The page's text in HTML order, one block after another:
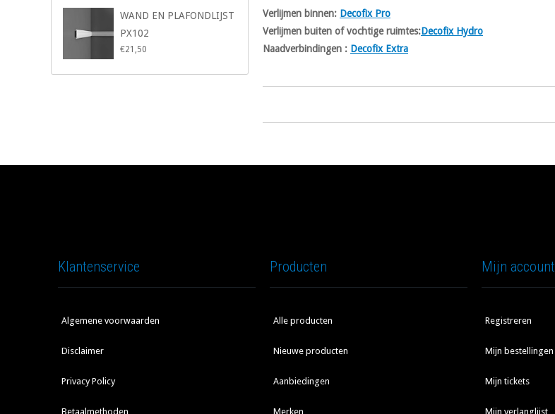
Verlijmen binnen: Decofix Pro
Verlijmen buiten of vochtige ruimtes:Decofix Hydro
Naadverbindingen : Decofix Extra
WAND EN PLAFONDLIJST
PX102
€21,50
Klantenservice
Algemene voorwaarden
Disclaimer
Privacy Policy
Betaalmethoden
Producten
Alle producten
Nieuwe producten
Aanbiedingen
Merken
Mijn account
Registreren
Mijn bestellingen
Mijn tickets
Mijn verlanglijst